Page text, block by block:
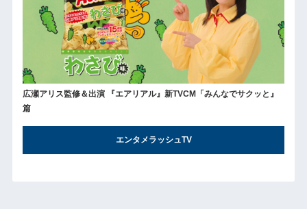
広瀬アリス監修＆出演 『エアリアル』新TVCM「みんなでサクッと』
篇
エンタメラッシュTV